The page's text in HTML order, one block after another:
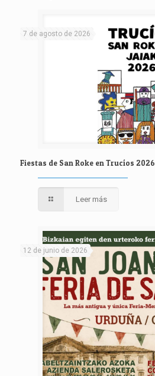
7 de agosto de 2026
Fiestas de San Roke en Trucíos 2026
Leer más
12 de junio de 2026